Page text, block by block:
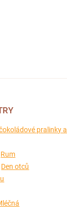
pralinky
Rum
Den otců